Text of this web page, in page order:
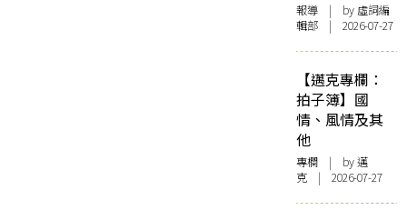
報導 | by 虛詞編
輯部 | 2026-07-27
【邁克專欄：
拍子簿】國
情、風情及其
他
專欄 | by邁
克 | 2026-07-27